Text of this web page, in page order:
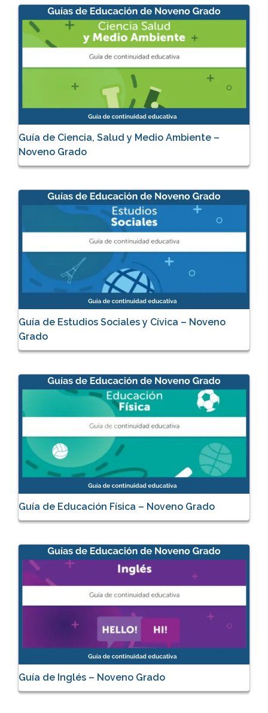
Guía de Ciencia, Salud y Medio Ambiente –
Noveno Grado
Guía de Estudios Sociales y Cívica – Noveno
Grado
Guía de Educación Física – Noveno Grado
Guía de Inglés – Noveno Grado